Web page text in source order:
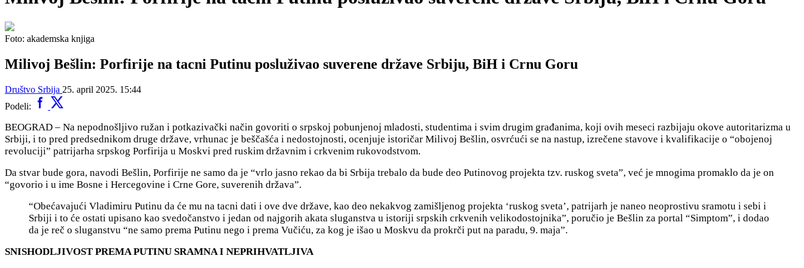
Foto: akademska knjiga
Milivoj Bešlin: Porfirije na tacni Putinu posluživao suverene države Srbiju, BiH i Crnu Goru
Društvo Srbija 25. april 2025. 15:44
Podeli:
BEOGRAD – Na nepodnošljivo ružan i potkazivački način govoriti o srpskoj pobunjenoj mladosti, studentima i svim drugim građanima, koji ovih meseci razbijaju okove autoritarizma u
Srbiji, i to pred predsednikom druge države, vrhunac je beščašća i nedostojnosti, ocenjuje istoričar Milivoj Bešlin, osvrćući se na nastup, izrečene stavove i kvalifikacije o “obojenoj
revoluciji” patrijarha srpskog Porfirija u Moskvi pred ruskim državnim i crkvenim rukovodstvom.
Da stvar bude gora, navodi Bešlin, Porfirije ne samo da je “vrlo jasno rekao da bi Srbija trebalo da bude deo Putinovog projekta tzv. ruskog sveta”, već je mnogima promaklo da je on
“govorio i u ime Bosne i Hercegovine i Crne Gore, suverenih država”.
“Obećavajući Vladimiru Putinu da će mu na tacni dati i ove dve države, kao deo nekakvog zamišljenog projekta ‘ruskog sveta’, patrijarh je naneo neoprostivu sramotu i sebi i
Srbiji i to će ostati upisano kao svedočanstvo i jedan od najgorih akata sluganstva u istoriji srpskih crkvenih velikodostojnika”, poručio je Bešlin za portal “Simptom”, i dodao
da je reč o sluganstvu “ne samo prema Putinu nego i prema Vučiću, za kog je išao u Moskvu da prokrči put na paradu, 9. maja”.
SNISHODLJIVOST PREMA PUTINU SRAMNA I NEPRIHVATLJIVA